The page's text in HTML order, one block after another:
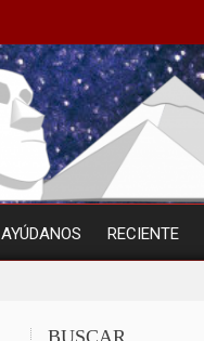
AYÚDANOS RECIENTE